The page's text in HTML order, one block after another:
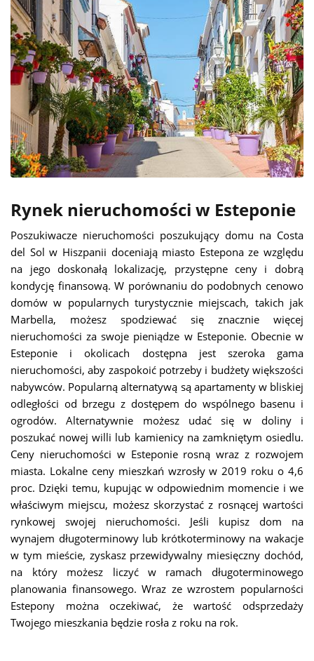
Rynek nieruchomości w Esteponie
Poszukiwacze nieruchomości poszukujący domu na Costa
del Sol w Hiszpanii doceniają miasto Estepona ze względu
na jego doskonałą lokalizację, przystępne ceny i dobrą
kondycję finansową. W porównaniu do podobnych cenowo
domów w popularnych turystycznie miejscach, takich jak
Marbella, możesz spodziewać się znacznie więcej
nieruchomości za swoje pieniądze w Esteponie. Obecnie w
Esteponie i okolicach dostępna jest szeroka gama
nieruchomości, aby zaspokoić potrzeby i budżety większości
nabywców. Popularną alternatywą są apartamenty w bliskiej
odległości od brzegu z dostępem do wspólnego basenu i
ogrodów. Alternatywnie możesz udać się w doliny i
poszukać nowej willi lub kamienicy na zamkniętym osiedlu.
Ceny nieruchomości w Esteponie rosną wraz z rozwojem
miasta. Lokalne ceny mieszkań wzrosły w 2019 roku o 4,6
proc. Dzięki temu, kupując w odpowiednim momencie i we
właściwym miejscu, możesz skorzystać z rosnącej wartości
rynkowej swojej nieruchomości. Jeśli kupisz dom na
wynajem długoterminowy lub krótkoterminowy na wakacje
w tym mieście, zyskasz przewidywalny miesięczny dochód,
na który możesz liczyć w ramach długoterminowego
planowania finansowego. Wraz ze wzrostem popularności
Estepony można oczekiwać, że wartość odsprzedaży
Twojego mieszkania będzie rosła z roku na rok.